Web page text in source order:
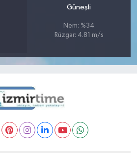
Güneşli
Nem: %34
Rüzgar: 4.81 m/s